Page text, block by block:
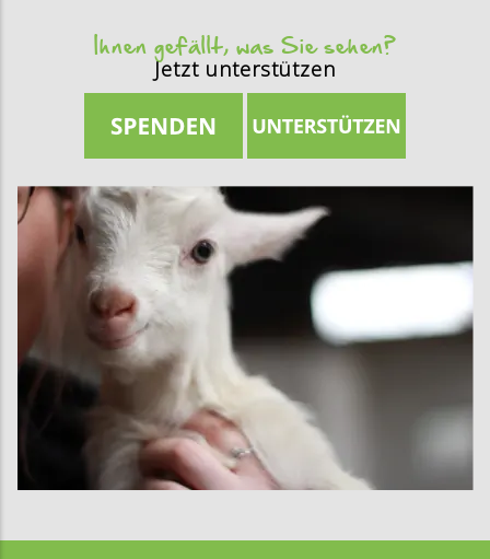
Ihnen gefällt, was Sie sehen?
Jetzt unterstützen